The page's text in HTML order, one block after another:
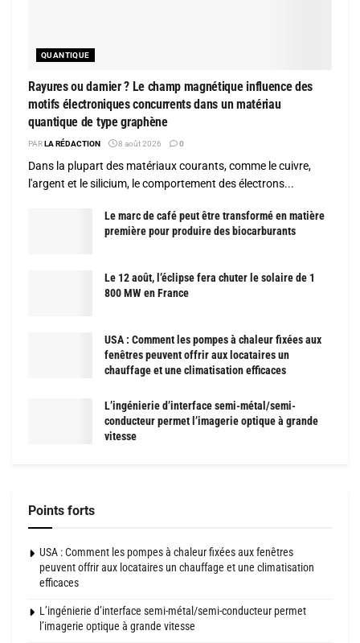
QUANTIQUE
Rayures ou damier ? Le champ magnétique influence des
motifs électroniques concurrents dans un matériau
quantique de type graphène
PARLA RÉDACTION 8 août 2026 0
Dans la plupart des matériaux courants, comme le cuivre,
l'argent et le silicium, le comportement des électrons...
Le marc de café peut être transformé en matière
première pour produire des biocarburants
Le 12 août, l’éclipse fera chuter le solaire de 1
800 MW en France
USA : Comment les pompes à chaleur fixées aux
fenêtres peuvent offrir aux locataires un
chauffage et une climatisation efficaces
L’ingénierie d’interface semi-métal/semi-
conducteur permet l’imagerie optique à grande
vitesse
Points forts
USA : Comment les pompes à chaleur fixées aux fenêtres
peuvent offrir aux locataires un chauffage et une climatisation
efficaces
L’ingénierie d’interface semi-métal/semi-conducteur permet
l’imagerie optique à grande vitesse